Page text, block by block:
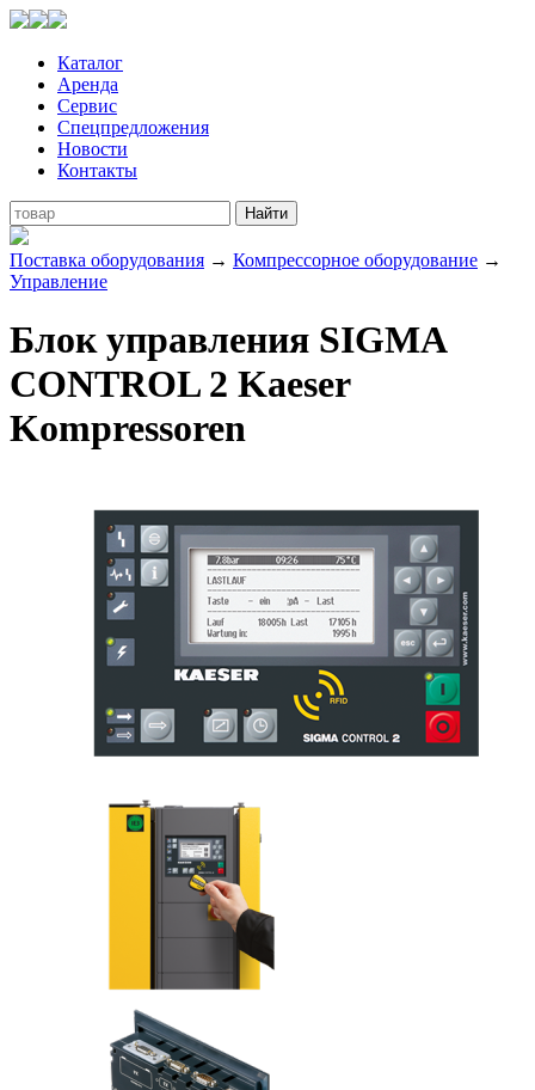
Каталог
Аренда
Сервис
Спецпредложения
Новости
Контакты
Поставка оборудования → Компрессорное оборудование →
Управление
Блок управления SIGMA
CONTROL 2 Kaeser
Kompressoren